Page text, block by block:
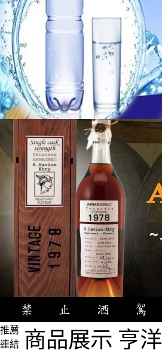
推薦
連結 商品展示 亨洋